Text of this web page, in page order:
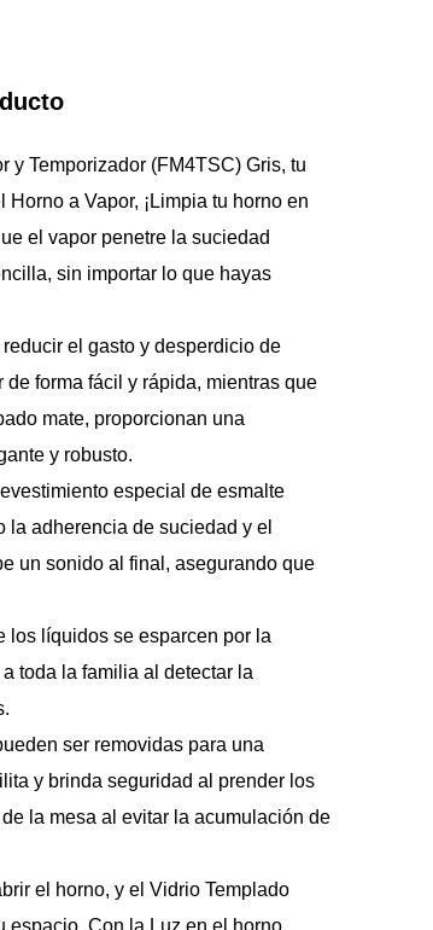
y Temporizador (FM4TSC) Gris, tu
a Vapor, ¡Limpia tu horno en
el vapor penetre la suciedad
sin importar lo que hayas
el gasto y desperdicio de
forma fácil y rápida, mientras que
mate, proporcionan una
y robusto.
especial de esmalte
adherencia de suciedad y el
un sonido al final, asegurando que
los líquidos se esparcen por la
toda la familia al detectar la
ser removidas para una
y brinda seguridad al prender los
la mesa al evitar la acumulación de
el horno, y el Vidrio Templado